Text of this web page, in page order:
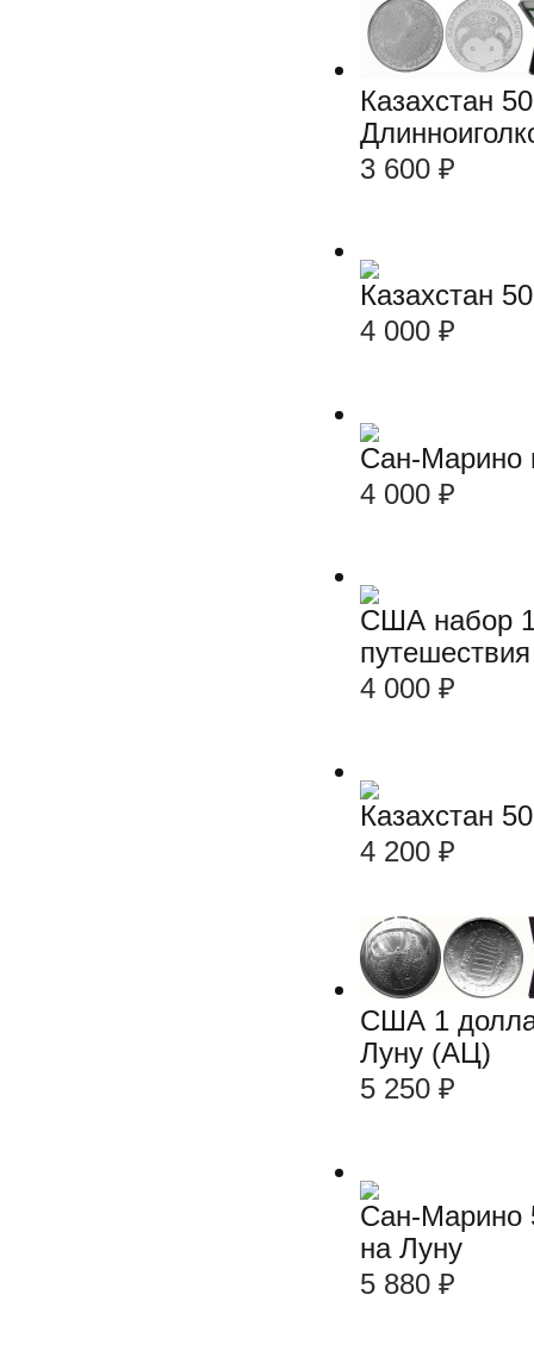
Казахстан
3 600 ₽
Казахстан
4 000 ₽
Сан-Марино
4 000 ₽
США набор 1
4 000 ₽
Казахстан
4 200 ₽
США 1
Луну (АЦ)
5 250 ₽
Сан-Марино
на Луну
5 880 ₽